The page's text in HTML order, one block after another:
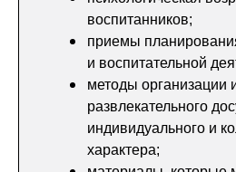
воспитанников;
приемы
и воспитательной
методы организации
развлекательного
индивидуального и
характера;